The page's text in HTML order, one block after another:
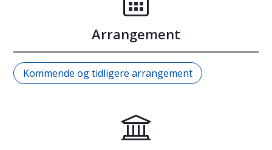
Arrangement
Kommende og tidligere arrangement